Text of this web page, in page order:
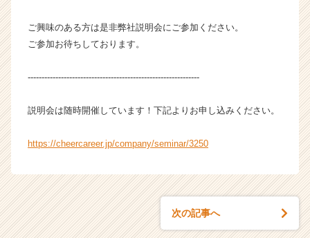
e
ご興味のある方は是非弊社説明会にご参加ください。
ご参加お待ちしております。
--------------------------------------------------------------
説明会は随時開催しています！下記よりお申し込みください。
https://cheercareer.jp/company/seminar/3250
次の記事へ